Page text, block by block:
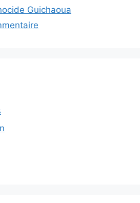
Guichaoua